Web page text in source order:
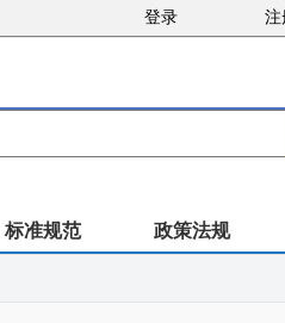
登录 注
标准规范 政策法规